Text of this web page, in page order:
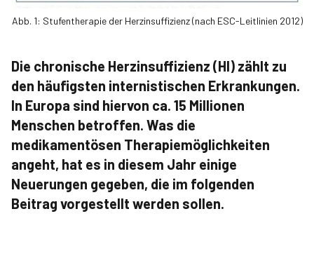
Abb. 1: Stufentherapie der Herzinsuffizienz (nach ESC-Leitlinien 2012)
Die chronische Herzinsuffizienz (HI) zählt zu
den häufigsten internistischen Erkrankungen.
In Europa sind hiervon ca. 15 Millionen
Menschen betroffen. Was die
medikamentösen Therapiemöglichkeiten
angeht, hat es in diesem Jahr einige
Neuerungen gegeben, die im folgenden
Beitrag vorgestellt werden sollen.